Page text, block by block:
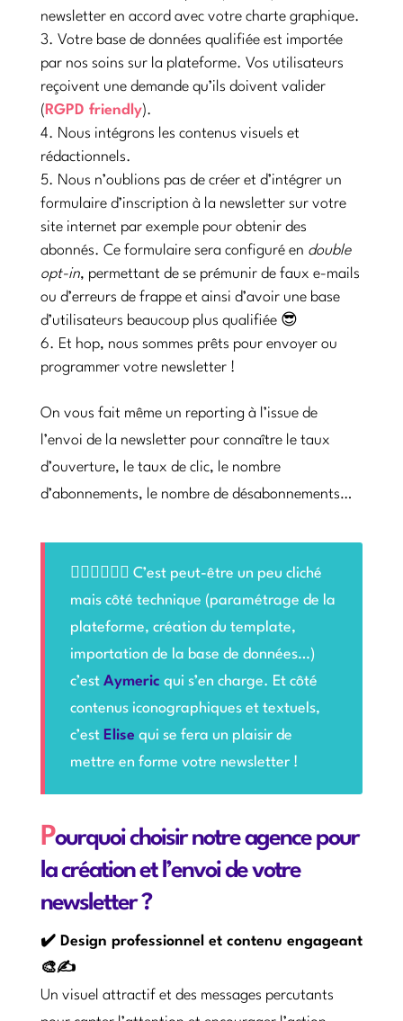
newsletter en accord avec votre charte graphique.
Votre base de données qualifiée est importée
par nos soins sur la plateforme. Vos utilisateurs
reçoivent une demande qu’ils doivent valider
( RGPD friendly).
Nous intégrons les contenus visuels et
rédactionnels.
Nous n’oublions pas de créer et d’intégrer un
formulaire d’inscription à la newsletter sur votre
site internet par exemple pour obtenir des
abonnés. Ce formulaire sera configuré en double
opt-in, permettant de se prémunir de faux e-mails
ou d’erreurs de frappe et ainsi d’avoir une base
d’utilisateurs beaucoup plus qualifiée 😎
Et hop, nous sommes prêts pour envoyer ou
programmer votre newsletter !
On vous fait même un reporting à l’issue de
l’envoi de la newsletter pour connaître le taux
d’ouverture, le taux de clic, le nombre
d’abonnements, le nombre de désabonnements…
🙋🏻‍♀️🙋🏻‍♂️ C’est peut-être un peu cliché
mais côté technique (paramétrage de la
plateforme, création du template,
importation de la base de données…)
c’est Aymeric qui s’en charge. Et côté
contenus iconographiques et textuels,
c’est Elise qui se fera un plaisir de
mettre en forme votre newsletter !
Pourquoi choisir notre agence pour
la création et l’envoi de votre
newsletter ?
✔️ Design professionnel et contenu engageant
🎨✍️
Un visuel attractif et des messages percutants